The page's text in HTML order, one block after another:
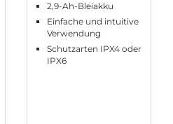
2,9-Ah-Bleiakku
Einfache und intuitive
Verwendung
Schutzarten IPX4 oder
IPX6